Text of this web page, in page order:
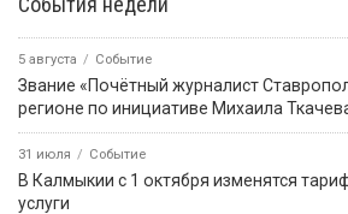
5 августа Событие
Звание «Почётный журналист
регионе по инициативе Михаила
31 июля Событие
В Калмыкии с 1 октября изменятся
услуги